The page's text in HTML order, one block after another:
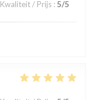
Kwaliteit / Prijs : 5/5